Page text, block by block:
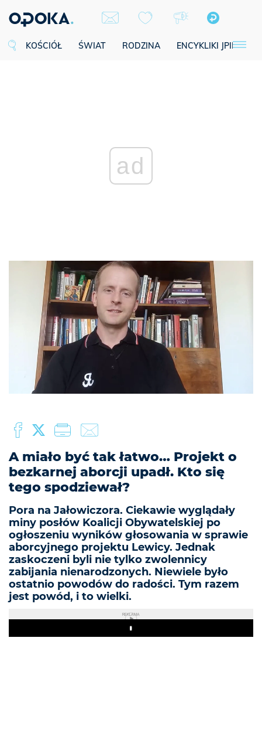
KOŚCIÓŁ ŚWIAT RODZINA ENCYKLIKI JPII
ad
A miało być tak łatwo… Projekt o
bezkarnej aborcji upadł. Kto się
tego spodziewał?
Pora na Jałowiczora. Ciekawie wyglądały
miny posłów Koalicji Obywatelskiej po
ogłoszeniu wyników głosowania w sprawie
aborcyjnego projektu Lewicy. Jednak
zaskoczeni byli nie tylko zwolennicy
zabijania nienarodzonych. Niewiele było
ostatnio powodów do radości. Tym razem
jest powód, i to wielki.
REKLAMA
Play